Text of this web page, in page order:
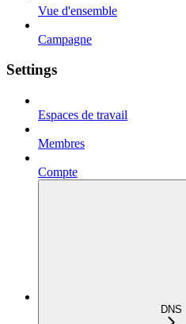
Vue d'ensemble
Campagne
Settings
Espaces de travail
Membres
Compte
DNS